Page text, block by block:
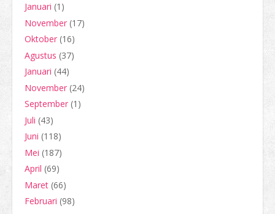
Januari (1)
November (17)
Oktober (16)
Agustus (37)
Januari (44)
November (24)
September (1)
Juli (43)
Juni (118)
Mei (187)
April (69)
Maret (66)
Februari (98)